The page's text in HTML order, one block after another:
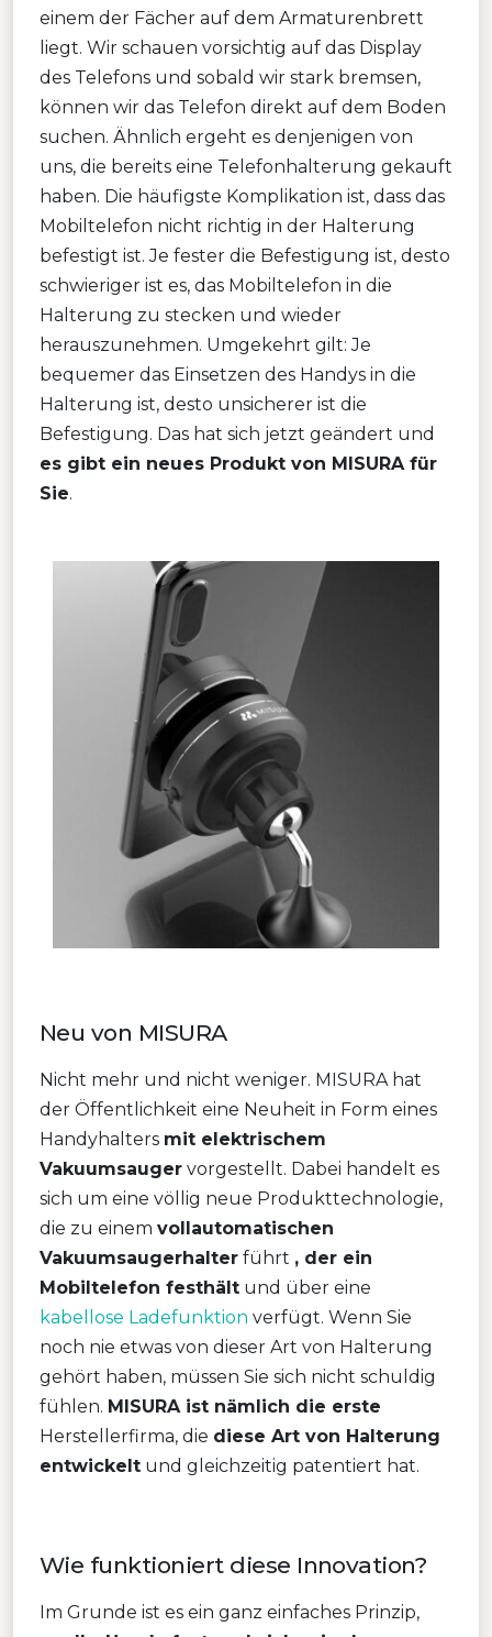
einem der Fächer auf dem Armaturenbrett
liegt. Wir schauen vorsichtig auf das Display
des Telefons und sobald wir stark bremsen,
können wir das Telefon direkt auf dem Boden
suchen. Ähnlich ergeht es denjenigen von
uns, die bereits eine Telefonhalterung gekauft
haben. Die häufigste Komplikation ist, dass das
Mobiltelefon nicht richtig in der Halterung
befestigt ist. Je fester die Befestigung ist, desto
schwieriger ist es, das Mobiltelefon in die
Halterung zu stecken und wieder
herauszunehmen. Umgekehrt gilt: Je
bequemer das Einsetzen des Handys in die
Halterung ist, desto unsicherer ist die
Befestigung. Das hat sich jetzt geändert und
es gibt ein neues Produkt von MISURA für
Sie.
Neu von MISURA
Nicht mehr und nicht weniger. MISURA hat
der Öffentlichkeit eine Neuheit in Form eines
Handyhalters mit elektrischem
Vakuumsauger vorgestellt. Dabei handelt es
sich um eine völlig neue Produkttechnologie,
die zu einem vollautomatischen
Vakuumsaugerhalter führt , der ein
Mobiltelefon festhält und über eine
kabellose Ladefunktion verfügt. Wenn Sie
noch nie etwas von dieser Art von Halterung
gehört haben, müssen Sie sich nicht schuldig
fühlen. MISURA ist nämlich die erste
Herstellerfirma, die diese Art von Halterung
entwickelt und gleichzeitig patentiert hat.
Wie funktioniert diese Innovation?
Im Grunde ist es ein ganz einfaches Prinzip,